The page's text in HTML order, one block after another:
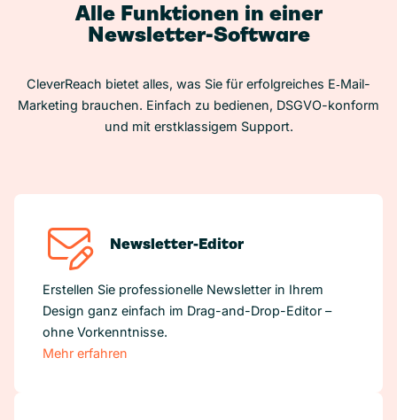
Alle Funktionen in einer
Newsletter-Software
CleverReach bietet alles, was Sie für erfolgreiches E‑Mail-
Marketing brauchen. Einfach zu bedienen, DSGVO-konform
und mit erstklassigem Support.
Newsletter-Editor
Erstellen Sie professionelle Newsletter in Ihrem
Design ganz einfach im Drag-and-Drop-Editor –
ohne Vorkenntnisse.
Mehr erfahren